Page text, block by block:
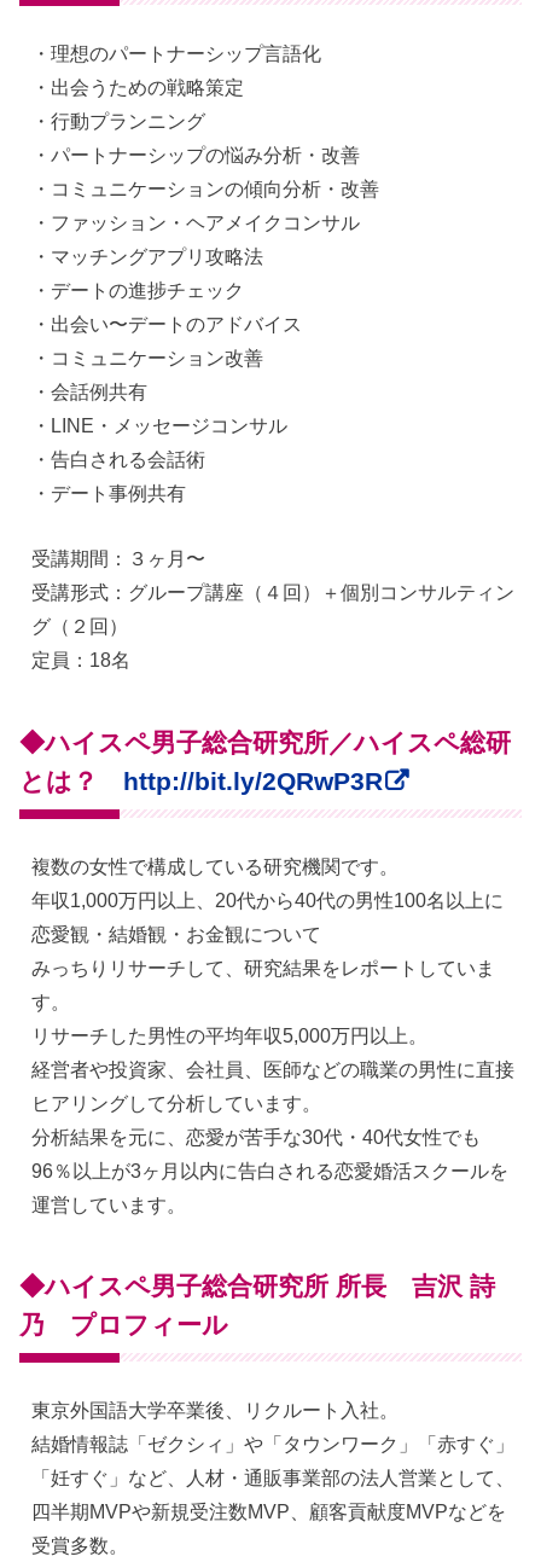
・理想のパートナーシップ言語化
・出会うための戦略策定
・行動プランニング
・パートナーシップの悩み分析・改善
・コミュニケーションの傾向分析・改善
・ファッション・ヘアメイクコンサル
・マッチングアプリ攻略法
・デートの進捗チェック
・出会い〜デートのアドバイス
・コミュニケーション改善
・会話例共有
・LINE・メッセージコンサル
・告白される会話術
・デート事例共有
受講期間：３ヶ月〜
受講形式：グループ講座（４回）＋個別コンサルティン
グ（２回）
定員：18名
◆ハイスペ男子総合研究所／ハイスペ総研
とは？ http://bit.ly/2QRwP3R
複数の女性で構成している研究機関です。
年収1,000万円以上、20代から40代の男性100名以上に
恋愛観・結婚観・お金観について
みっちりリサーチして、研究結果をレポートしていま
す。
リサーチした男性の平均年収5,000万円以上。
経営者や投資家、会社員、医師などの職業の男性に直接
ヒアリングして分析しています。
分析結果を元に、恋愛が苦手な30代・40代女性でも
96％以上が3ヶ月以内に告白される恋愛婚活スクールを
運営しています。
◆ハイスペ男子総合研究所 所長 吉沢 詩
乃 プロフィール
東京外国語大学卒業後、リクルート入社。
結婚情報誌「ゼクシィ」や「タウンワーク」「赤すぐ」
「妊すぐ」など、人材・通販事業部の法人営業として、
四半期MVPや新規受注数MVP、顧客貢献度MVPなどを
受賞多数。